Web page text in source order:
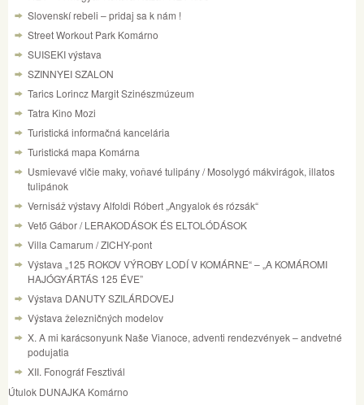
Slovenskí rebeli – pridaj sa k nám !
Street Workout Park Komárno
SUISEKI výstava
SZINNYEI SZALON
Tarics Lorincz Margit Szinészmúzeum
Tatra Kino Mozi
Turistická informačná kancelária
Turistická mapa Komárna
Usmievavé vlčie maky, voňavé tulipány / Mosolygó mákvirágok, illatos
tulipánok
Vernisáž výstavy Alfoldi Róbert „Angyalok és rózsák“
Vető Gábor / LERAKODÁSOK ÉS ELTOLÓDÁSOK
Villa Camarum / ZICHY-pont
Výstava „125 ROKOV VÝROBY LODÍ V KOMÁRNE“ – „A KOMÁROMI
HAJÓGYÁRTÁS 125 ÉVE”
Výstava DANUTY SZILÁRDOVEJ
Výstava železničných modelov
X. A mi karácsonyunk Naše Vianoce, adventi rendezvények – andvetné
podujatia
XII. Fonográf Fesztivál
Útulok DUNAJKA Komárno